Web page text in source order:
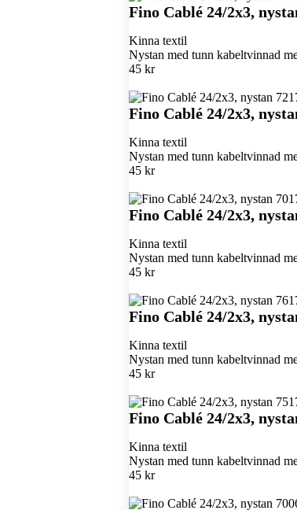
Fino Cablé 24/2x3,
Kinna textil
Nystan med tunn kabeltvinnad
45 kr
Fino Cablé 24/2x3,
Kinna textil
Nystan med tunn kabeltvinnad
45 kr
Fino Cablé 24/2x3,
Kinna textil
Nystan med tunn kabeltvinnad
45 kr
Fino Cablé 24/2x3,
Kinna textil
Nystan med tunn kabeltvinnad
45 kr
Fino Cablé 24/2x3,
Kinna textil
Nystan med tunn kabeltvinnad
45 kr